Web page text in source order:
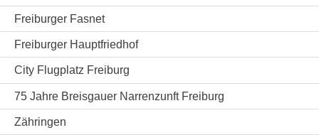
Freiburger Fasnet
Freiburger Hauptfriedhof
City Flugplatz Freiburg
75 Jahre Breisgauer Narrenzunft Freiburg
Zähringen